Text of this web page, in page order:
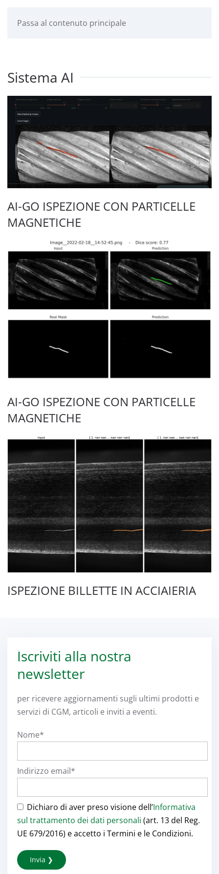
Passa al contenuto principale
Sistema AI
AI-GO ISPEZIONE CON PARTICELLE
MAGNETICHE
AI-GO ISPEZIONE CON PARTICELLE
MAGNETICHE
ISPEZIONE BILLETTE IN ACCIAIERIA
Iscriviti alla nostra
newsletter
per ricevere aggiornamenti sugli ultimi prodotti e
servizi di CGM, articoli e inviti a eventi.
Nome*
Indirizzo email*
Dichiaro di aver preso visione dell’Informativa
sul trattamento dei dati personali (art. 13 del Reg.
UE 679/2016) e accetto i Termini e le Condizioni.